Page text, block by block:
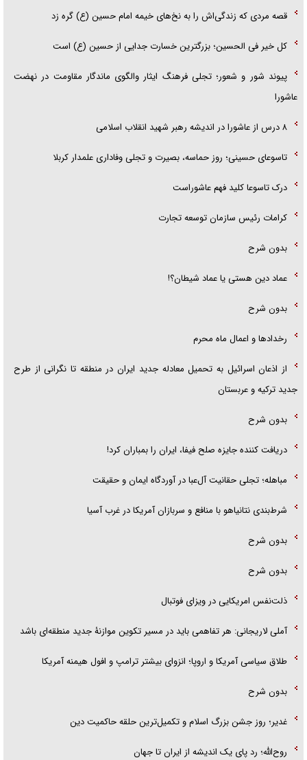
قصه مردی که زندگی‌اش را به نخ‌های خیمه امام حسین (ع) گره زد
کل خیر فی الحسین؛ بزرگترین خسارت جدایی از حسین (ع) است
پیوند شور و شعور؛ تجلی فرهنگ ایثار والگوی ماندگار مقاومت در نهضت
عاشورا
۸ درس از عاشورا در اندیشه رهبر شهید انقلاب اسلامی
تاسوعای حسینی؛ روز حماسه، بصیرت و تجلی وفاداری علمدار کربلا
درک تاسوعا کلید فهم عاشوراست
کرامات رئیس سازمان توسعه تجارت
بدون شرح
عماد دین هستی یا عماد شیطان؟!
بدون شرح
رخداد‌ها و اعمال ماه محرم
از اذعان اسرائیل به تحمیل معادله جدید ایران در منطقه تا نگرانی از طرح
جدید ترکیه و عربستان
بدون شرح
دریافت کننده جایزه صلح فیفا، ایران را بمباران کرد!
مباهله؛ تجلی حقانیت آل‌عبا در آوردگاه ایمان و حقیقت
شرط‌بندی نتانیاهو با منافع و سربازان آمریکا در غرب آسیا
بدون شرح
بدون شرح
ذلت‌نفس امریکایی در ویزای فوتبال
آملی لاریجانی: هر تفاهمی باید در مسیر تکوین موازنۀ جدید منطقه‌ای باشد
طلاق سیاسی آمریکا و اروپا؛ انزوای بیشتر ترامپ و افول هیمنه آمریکا
بدون شرح
غدیر؛ روز جشن بزرگ اسلام و تکمیل‌ترین حلقه حاکمیت دین
روح‌الله؛ رد پای یک اندیشه از ایران تا جهان